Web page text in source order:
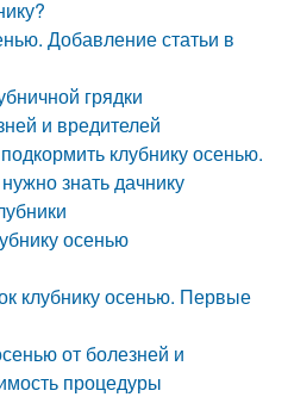
Добавление статьи в
грядки
и вредителей
клубнику осенью.
знать дачнику
осенью
клубнику осенью. Первые
от болезней и
процедуры